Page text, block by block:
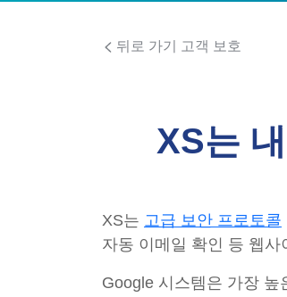
뒤로 가기 고객 보호
XS는
XS는 고급 보안 프로토콜
자동 이메일 확인 등 웹
Google 시스템은 가장